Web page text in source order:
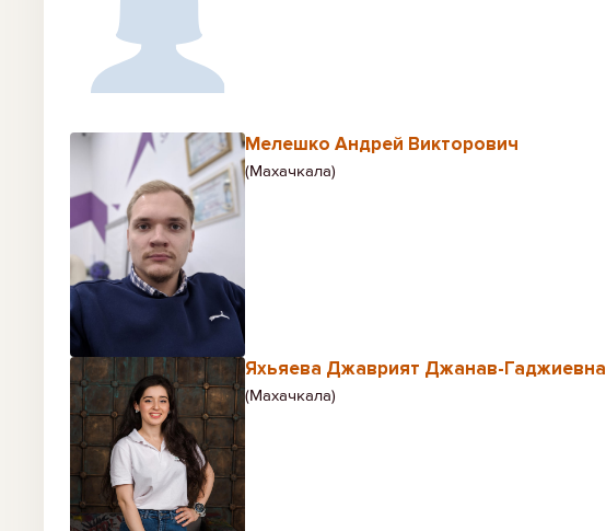
Мелешко Андрей Викторович
(Махачкала)
Яхьяева Джаврият Джанав-Гаджиевна
(Махачкала)